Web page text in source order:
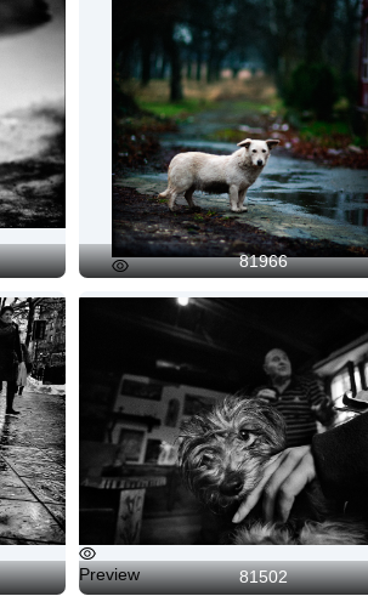
81966
Preview 81502